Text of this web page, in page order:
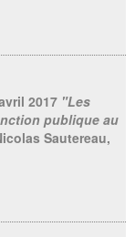
2017 "Les
publique au
Sautereau,